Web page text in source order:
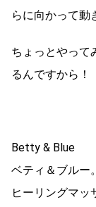
らに向かって動
ちょっとやって
るんですから！
Betty & Blue
ベティ＆ブルー
ヒーリングマッ